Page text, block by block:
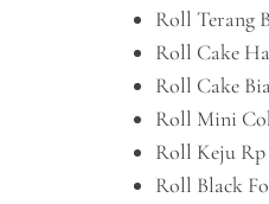
Roll Terang
Roll Cake
Roll Cake
Roll Mini
Roll Keju Rp
Roll Black